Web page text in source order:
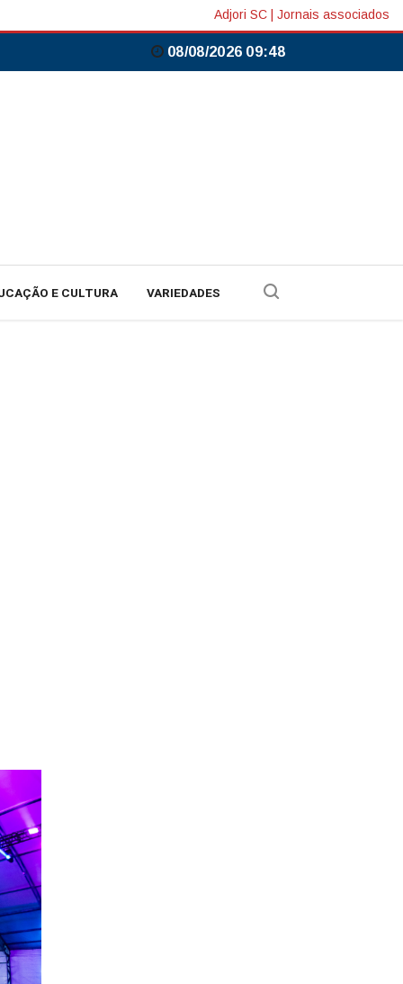
Adjori SC Jornais associados
08/08/2026 09:48
E CULTURA VARIEDADES